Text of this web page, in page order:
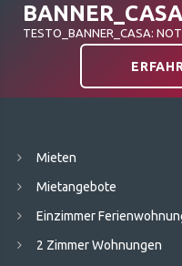
TESTO_BANNER_CASA:
Mieten
Mietangebote
Einzimmer
2 Zimmer Wohnungen